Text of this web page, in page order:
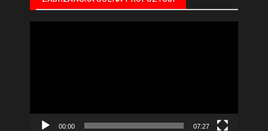
00:00 07:27